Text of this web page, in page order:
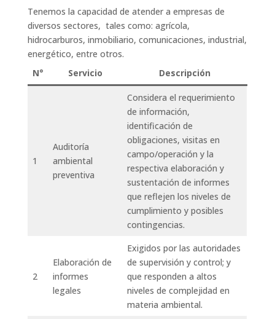
Tenemos la capacidad de atender a empresas de
diversos sectores, tales como: agrícola,
hidrocarburos, inmobiliario, comunicaciones, industrial,
energético, entre otros.
N°
Servicio Descripción
1
Auditoría
ambiental
preventiva
Considera el requerimiento
de información,
identificación de
obligaciones, visitas en
campo/operación y la
respectiva elaboración y
sustentación de informes
que reflejen los niveles de
cumplimiento y posibles
contingencias.
2
Elaboración de
informes
legales
Exigidos por las autoridades
de supervisión y control; y
que responden a altos
niveles de complejidad en
materia ambiental.